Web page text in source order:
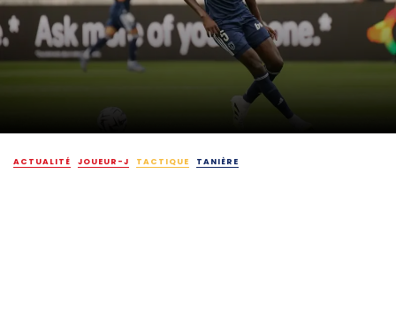
ACTUALITÉ JOUEUR-J TACTIQUE TANIÈRE